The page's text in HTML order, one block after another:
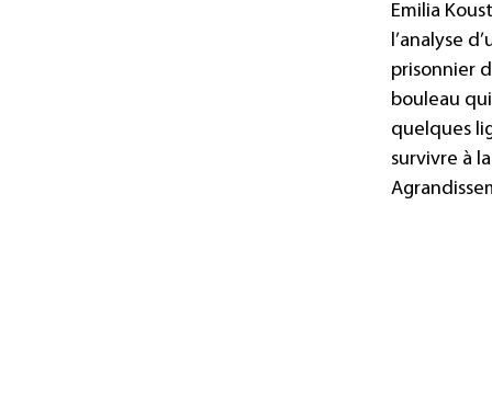
Emilia
l’analyse
prisonnier
bouleau
quelques
survivre à